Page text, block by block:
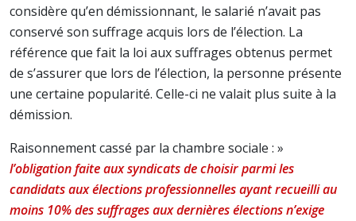
considère qu’en démissionnant, le salarié n’avait pas
conservé son suffrage acquis lors de l’élection. La
référence que fait la loi aux suffrages obtenus permet
de s’assurer que lors de l’élection, la personne présente
une certaine popularité. Celle-ci ne valait plus suite à la
démission.
Raisonnement cassé par la chambre sociale : »
l’obligation faite aux syndicats de choisir parmi les
candidats aux élections professionnelles ayant recueilli au
moins 10% des suffrages aux dernières élections n’exige